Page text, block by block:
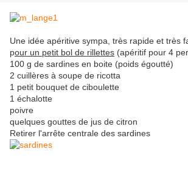
Une idée apéritive sympa, très rapide et très
pour un petit bol de rillettes (apéritif pour 4
100 g de sardines en boite (poids égoutté)
2 cuillères à soupe de ricotta
1 petit bouquet de ciboulette
1 échalotte
poivre
quelques gouttes de jus de citron
Retirer l'arrête centrale des sardines